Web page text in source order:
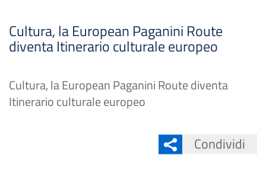
Cultura, la European Paganini Route
diventa Itinerario culturale europeo
Cultura, la European Paganini Route diventa
Itinerario culturale europeo
Condividi